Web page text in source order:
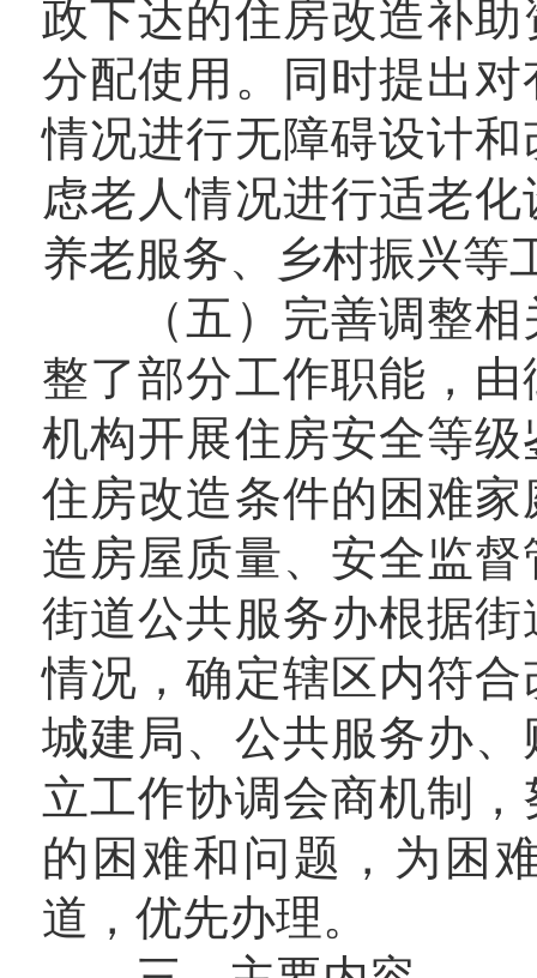
政下达的住房改造补
分配使用。同时提出
情况进行无障碍设计
虑老人情况进行适老
养老服务、乡村振兴等
（五）完善调整相
整了部分工作职能，
机构开展住房安全等
住房改造条件的困难
造房屋质量、安全监
街道公共服务办根据
情况，确定辖区内符
城建局、公共服务办
立工作协调会商机制
的困难和问题，为困
道，优先办理。